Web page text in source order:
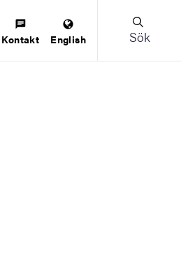
Kontakt English Sök